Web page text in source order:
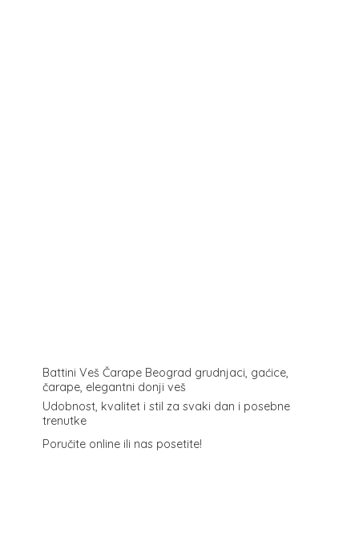
Battini Veš Čarape Beograd grudnjaci, gaćice,
čarape, elegantni donji veš
Udobnost, kvalitet i stil za svaki dan i posebne
trenutke
Poručite online ili nas posetite!